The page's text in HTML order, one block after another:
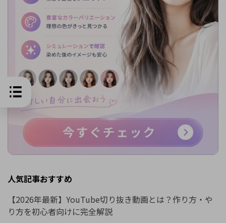
人気記事おすすめ
【2026年最新】YouTube切り抜き動画とは？作り方・や
り方を初心者向けに完全解説